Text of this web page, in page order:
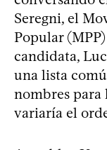
Seregni, el
Popular
candidata,
una lista
nombres para
variaría el